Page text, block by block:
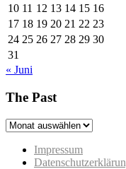
10 11 12 13 14 15 16
17 18 19 20 21 22 23
24 25 26 27 28 29 30
31
« Juni
The Past
The
Impressum